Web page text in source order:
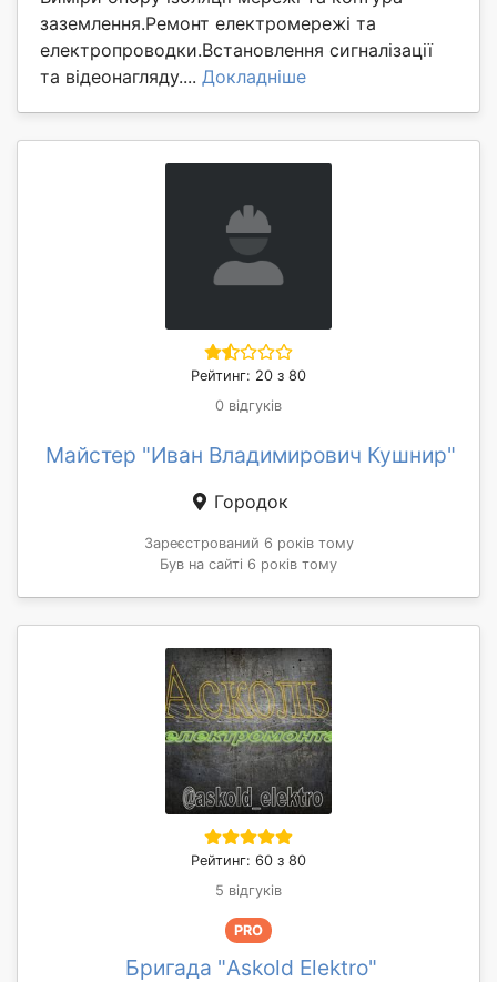
заземлення.Ремонт електромережі та
електропроводки.Встановлення сигналізації
та відеонагляду.... Докладніше
Рейтинг: 20 з 80
0 відгуків
Майстер "Иван Владимирович Кушнир"
Городок
Зареєстрований 6 років тому
Був на сайті 6 років тому
Рейтинг: 60 з 80
5 відгуків
PRO
Бригада "Askold Elektro"